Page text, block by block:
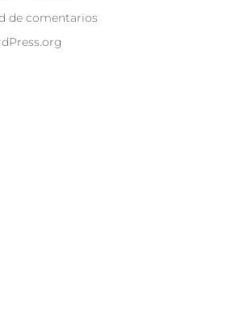
de comentarios